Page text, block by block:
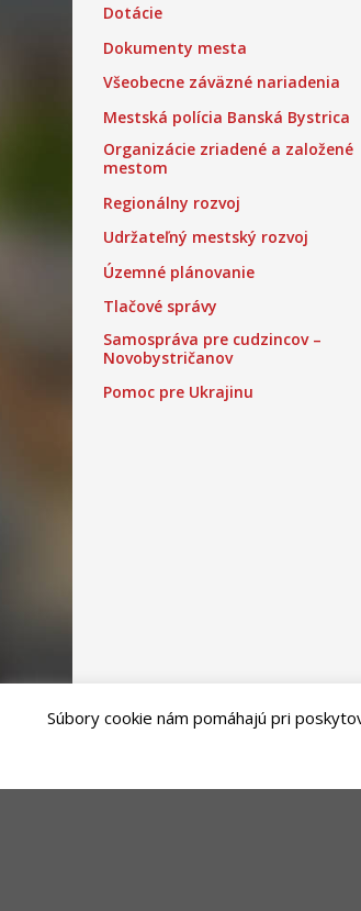
Dotácie
Dokumenty mesta
Všeobecne záväzné nariadenia
Mestská polícia Banská Bystrica
Organizácie zriadené a založené
mestom
Regionálny rozvoj
Udržateľný mestský rozvoj
Územné plánovanie
Tlačové správy
Samospráva pre cudzincov –
Novobystričanov
Pomoc pre Ukrajinu
Súbory cookie nám pomáhajú pri